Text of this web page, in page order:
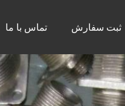
ثبت سفارش تماس با ما